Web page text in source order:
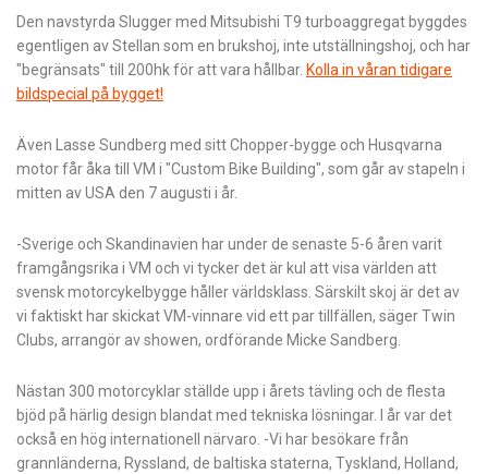
Den navstyrda Slugger med Mitsubishi T9 turboaggregat byggdes
egentligen av Stellan som en brukshoj, inte utställningshoj, och har
"begränsats" till 200hk för att vara hållbar. Kolla in våran tidigare
bildspecial på bygget!
Även Lasse Sundberg med sitt Chopper-bygge och Husqvarna
motor får åka till VM i "Custom Bike Building", som går av stapeln i
mitten av USA den 7 augusti i år.
-Sverige och Skandinavien har under de senaste 5-6 åren varit
framgångsrika i VM och vi tycker det är kul att visa världen att
svensk motorcykelbygge håller världsklass. Särskilt skoj är det av
vi faktiskt har skickat VM-vinnare vid ett par tillfällen, säger Twin
Clubs, arrangör av showen, ordförande Micke Sandberg.
Nästan 300 motorcyklar ställde upp i årets tävling och de flesta
bjöd på härlig design blandat med tekniska lösningar. I år var det
också en hög internationell närvaro. -Vi har besökare från
grannländerna, Ryssland, de baltiska staterna, Tyskland, Holland,